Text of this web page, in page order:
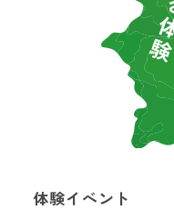
体験イベント